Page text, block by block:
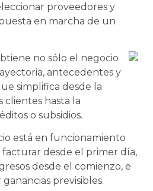
proveedores y
en marcha de un
no sólo el negocio
antecedentes y
simplifica desde la
hasta la
o subsidios.
está en funcionamiento
facturar desde el primer día,
desde el comienzo, e
previsibles.